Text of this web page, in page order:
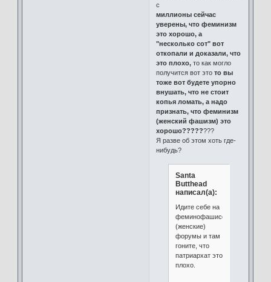
с
миллионы сейчас
уверены, что феминизм
это хорошо, а
"несколько сот" вот
откопали и доказали, что
это плохо,то как могло
получится вот это то вы
тоже вот будете упорно
внушать, что не стоит
копья ломать, а надо
признать, что феминизм
(женский фашизм) это
хорошо????????
Я разве об этом хоть где-
нибудь?
Santa
Butthead
написал(а):
Идите себе на
феминофашиссткие
(женские)
форумы и там
гоните, что
патриархат это
плохо.